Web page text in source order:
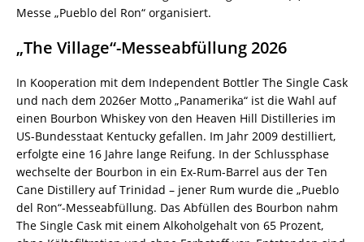
Messe „Pueblo del Ron“ organisiert.
„The Village“-Messeabfüllung 2026
In Kooperation mit dem Independent Bottler The Single Cask
und nach dem 2026er Motto „Panamerika“ ist die Wahl auf
einen Bourbon Whiskey von den Heaven Hill Distilleries im
US-Bundesstaat Kentucky gefallen. Im Jahr 2009 destilliert,
erfolgte eine 16 Jahre lange Reifung. In der Schlussphase
wechselte der Bourbon in ein Ex-Rum-Barrel aus der Ten
Cane Distillery auf Trinidad – jener Rum wurde die „Pueblo
del Ron“-Messeabfüllung. Das Abfüllen des Bourbon nahm
The Single Cask mit einem Alkoholgehalt von 65 Prozent,